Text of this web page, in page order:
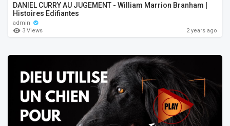
DANIEL CURRY AU JUGEMENT - William Marrion Branham |
Histoires Edifiantes
admin
3 Views
2 years ago